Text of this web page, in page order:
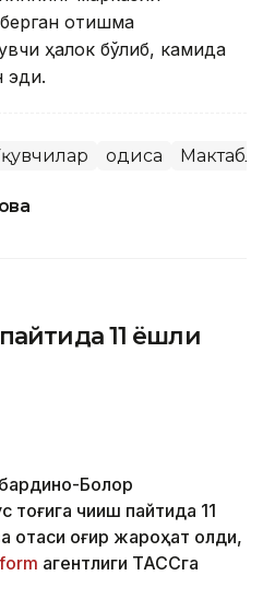
отишма
ҳалок бўлиб, камида
эди.
Ҳодиса
11 ёшли
Болқор
чиқиш пайтида 11
отаси оғир жароҳат олди,
агентлиги ТАССга